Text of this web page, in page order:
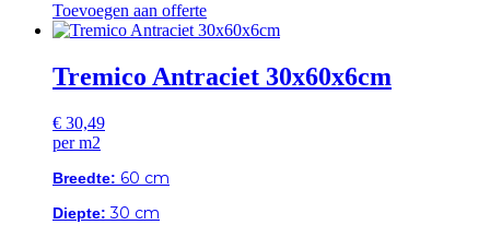
Toevoegen aan offerte
Tremico Antraciet 30x60x6cm
€ 30,49
per m2
Breedte: 60 cm
Diepte: 30 cm